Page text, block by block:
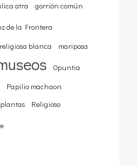
atra gorrión común
de la Frontera
blanca mariposa
Opuntia
Papilio machaon
plantas Religioso